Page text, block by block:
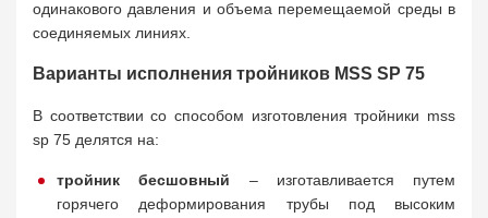
одинакового давления и объема перемещаемой среды в
соединяемых линиях.
Варианты исполнения тройников MSS SP 75
В соответствии со способом изготовления тройники mss
sp 75 делятся на:
тройник бесшовный – изготавливается путем
горячего деформирования трубы под высоким